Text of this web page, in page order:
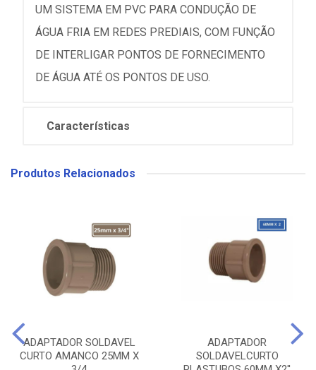
UM SISTEMA EM PVC PARA CONDUÇÃO DE
ÁGUA FRIA EM REDES PREDIAIS, COM FUNÇÃO
DE INTERLIGAR PONTOS DE FORNECIMENTO
DE ÁGUA ATÉ OS PONTOS DE USO.
Características
Produtos Relacionados
ADAPTADOR SOLDAVEL
CURTO AMANCO 25MM X
ADAPTADOR
SOLDAVELCURTO